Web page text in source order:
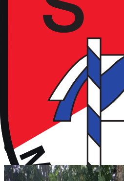
Kunstrasen
vor 10 Monaten
Aktuelles